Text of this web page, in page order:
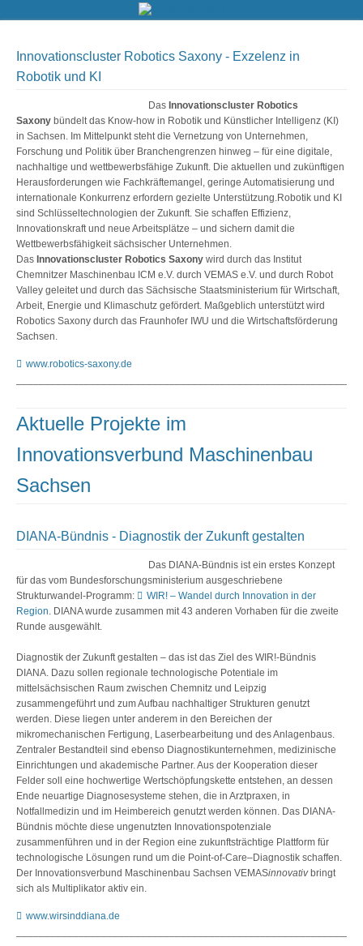
Innovationscluster Robotics Saxony - Exzelenz in
Robotik und KI
Das Innovationscluster Robotics
Saxony bündelt das Know-how in Robotik und Künstlicher Intelligenz (KI)
in Sachsen. Im Mittelpunkt steht die Vernetzung von Unternehmen,
Forschung und Politik über Branchengrenzen hinweg – für eine digitale,
nachhaltige und wettbewerbsfähige Zukunft. Die aktuellen und zukünftigen
Herausforderungen wie Fachkräftemangel, geringe Automatisierung und
internationale Konkurrenz erfordern gezielte Unterstützung.Robotik und KI
sind Schlüsseltechnologien der Zukunft. Sie schaffen Effizienz,
Innovationskraft und neue Arbeitsplätze – und sichern damit die
Wettbewerbsfähigkeit sächsischer Unternehmen.
Das Innovationscluster Robotics Saxony wird durch das Institut
Chemnitzer Maschinenbau ICM e.V. durch VEMAS e.V. und durch Robot
Valley geleitet und durch das Sächsische Staatsministerium für Wirtschaft,
Arbeit, Energie und Klimaschutz gefördert. Maßgeblich unterstützt wird
Robotics Saxony durch das Fraunhofer IWU und die Wirtschaftsförderung
Sachsen.
www.robotics-saxony.de
Aktuelle Projekte im
Innovationsverbund Maschinenbau
Sachsen
DIANA-Bündnis - Diagnostik der Zukunft gestalten
Das DIANA-Bündnis ist ein erstes Konzept
für das vom Bundesforschungsministerium ausgeschriebene
Strukturwandel-Programm:
WIR! – Wandel durch Innovation in der
Region . DIANA wurde zusammen mit 43 anderen Vorhaben für die zweite
Runde ausgewählt.
Diagnostik der Zukunft gestalten – das ist das Ziel des WIR!-Bündnis
DIANA. Dazu sollen regionale technologische Potentiale im
mittelsächsischen Raum zwischen Chemnitz und Leipzig
zusammengeführt und zum Aufbau nachhaltiger Strukturen genutzt
werden. Diese liegen unter anderem in den Bereichen der
mikromechanischen Fertigung, Laserbearbeitung und des Anlagenbaus.
Zentraler Bestandteil sind ebenso Diagnostikunternehmen, medizinische
Einrichtungen und akademische Partner. Aus der Kooperation dieser
Felder soll eine hochwertige Wertschöpfungskette entstehen, an dessen
Ende neuartige Diagnosesysteme stehen, die in Arztpraxen, in
Notfallmedizin und im Heimbereich genutzt werden können. Das DIANA-
Bündnis möchte diese ungenutzten Innovationspotenziale
zusammenführen und in der Region eine zukunftsträchtige Plattform für
technologische Lösungen rund um die Point-of-Care–Diagnostik schaffen.
Der Innovationsverbund Maschinenbau Sachsen VEMASinnovativbringt
sich als Multiplikator aktiv ein.
www.wirsinddiana.de